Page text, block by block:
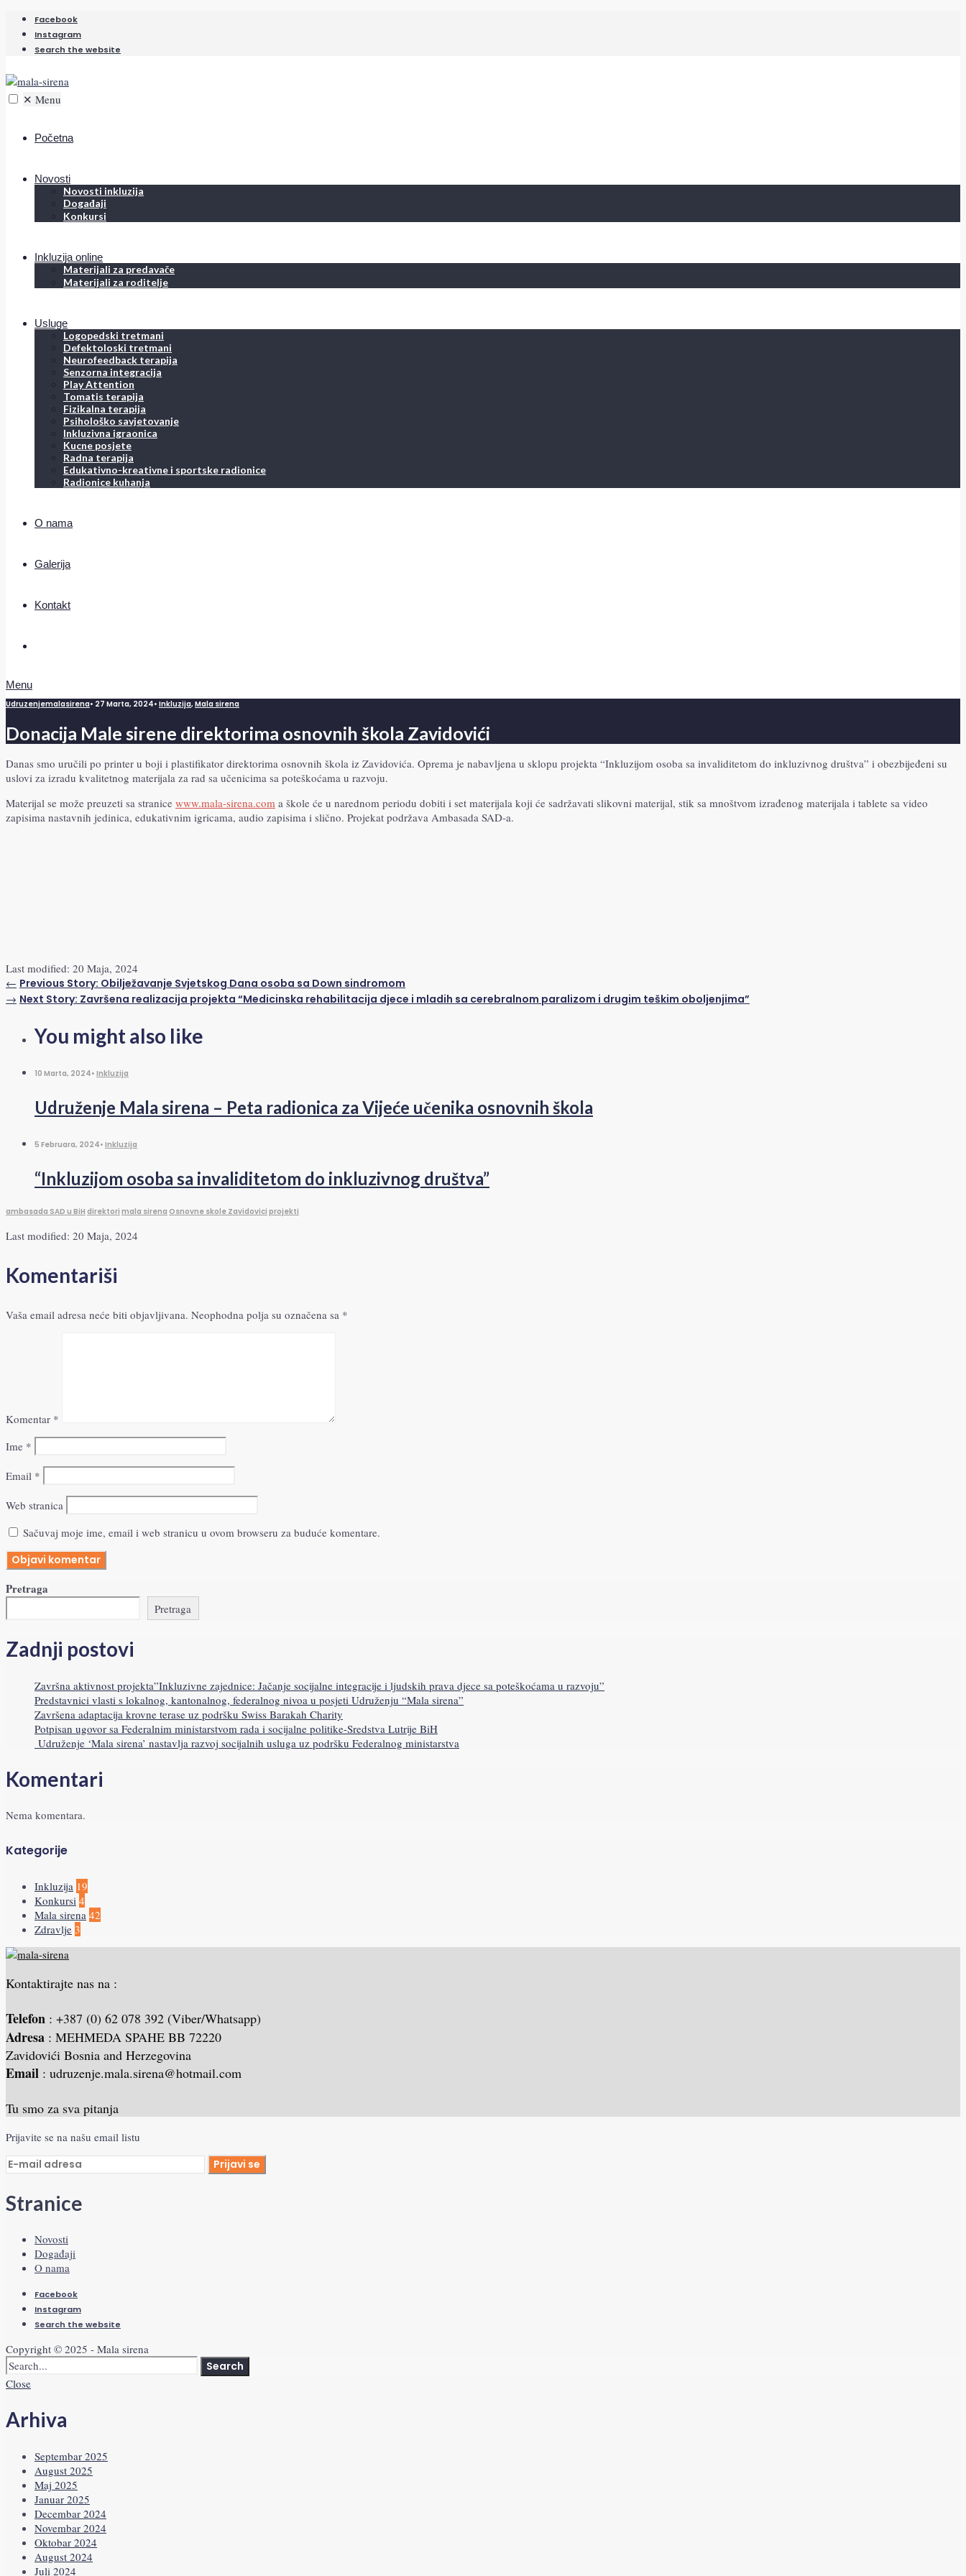
Facebook
Instagram
Search the website
✕ Menu
Početna
Novosti
Novosti inkluzija
Događaji
Konkursi
Inkluzija online
Materijali za predavače
Materijali za roditelje
Usluge
Logopedski tretmani
Defektoloski tretmani
Neurofeedback terapija
Senzorna integracija
Play Attention
Tomatis terapija
Fizikalna terapija
Psihološko savjetovanje
Inkluzivna igraonica
Kucne posjete
Radna terapija
Edukativno-kreativne i sportske radionice
Radionice kuhanja
O nama
Galerija
Kontakt
Menu
Udruzenjemalasirena• 27 Marta, 2024• Inkluzija, Mala sirena
Donacija Male sirene direktorima osnovnih škola Zavidovići
Danas smo uručili po printer u boji i plastifikator direktorima osnovnih škola iz Zavidovića. Oprema je nabavljena u sklopu projekta “Inkluzijom osoba sa invaliditetom do inkluzivnog društva” i obezbijeđeni su
uslovi za izradu kvalitetnog materijala za rad sa učenicima sa poteškoćama u razvoju.
Materijal se može preuzeti sa stranice www.mala-sirena.com a škole će u narednom periodu dobiti i set materijala koji će sadržavati slikovni materijal, stik sa mnoštvom izrađenog materijala i tablete sa video
zapisima nastavnih jedinica, edukativnim igricama, audio zapisima i slično. Projekat podržava Ambasada SAD-a.
Last modified: 20 Maja, 2024
← Previous Story: Obilježavanje Svjetskog Dana osoba sa Down sindromom
→ Next Story: Završena realizacija projekta “Medicinska rehabilitacija djece i mladih sa cerebralnom paralizom i drugim teškim oboljenjima”
You might also like
10 Marta, 2024• Inkluzija
Udruženje Mala sirena – Peta radionica za Vijeće učenika osnovnih škola
5 Februara, 2024• Inkluzija
“Inkluzijom osoba sa invaliditetom do inkluzivnog društva”
ambasada SAD u BiH direktori mala sirena Osnovne skole Zavidovici projekti
Last modified: 20 Maja, 2024
Komentariši
Vaša email adresa neće biti objavljivana. Neophodna polja su označena sa *
Komentar *
Ime *
Email *
Web stranica
Sačuvaj moje ime, email i web stranicu u ovom browseru za buduće komentare.
Pretraga
Pretraga
Zadnji postovi
Završna aktivnost projekta”Inkluzivne zajednice: Jačanje socijalne integracije i ljudskih prava djece sa poteškoćama u razvoju”
Predstavnici vlasti s lokalnog, kantonalnog, federalnog nivoa u posjeti Udruženju “Mala sirena”
Završena adaptacija krovne terase uz podršku Swiss Barakah Charity
Potpisan ugovor sa Federalnim ministarstvom rada i socijalne politike-Sredstva Lutrije BiH
Udruženje ‘Mala sirena’ nastavlja razvoj socijalnih usluga uz podršku Federalnog ministarstva
Komentari
Nema komentara.
Kategorije
Inkluzija 19
Konkursi 4
Mala sirena 42
Zdravlje 3
Kontaktirajte nas na :
Telefon : +387 (0) 62 078 392 (Viber/Whatsapp)
Adresa : MEHMEDA SPAHE BB 72220
Zavidovići Bosnia and Herzegovina
Email : udruzenje.mala.sirena@hotmail.com
Tu smo za sva pitanja
Prijavite se na našu email listu
Stranice
Novosti
Događaji
O nama
Facebook
Instagram
Search the website
Copyright © 2025 - Mala sirena
Search
Close
Arhiva
Septembar 2025
August 2025
Maj 2025
Januar 2025
Decembar 2024
Novembar 2024
Oktobar 2024
August 2024
Juli 2024